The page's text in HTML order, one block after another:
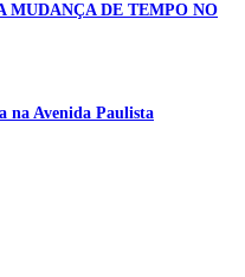
MUDANÇA DE TEMPO NO
na Avenida Paulista